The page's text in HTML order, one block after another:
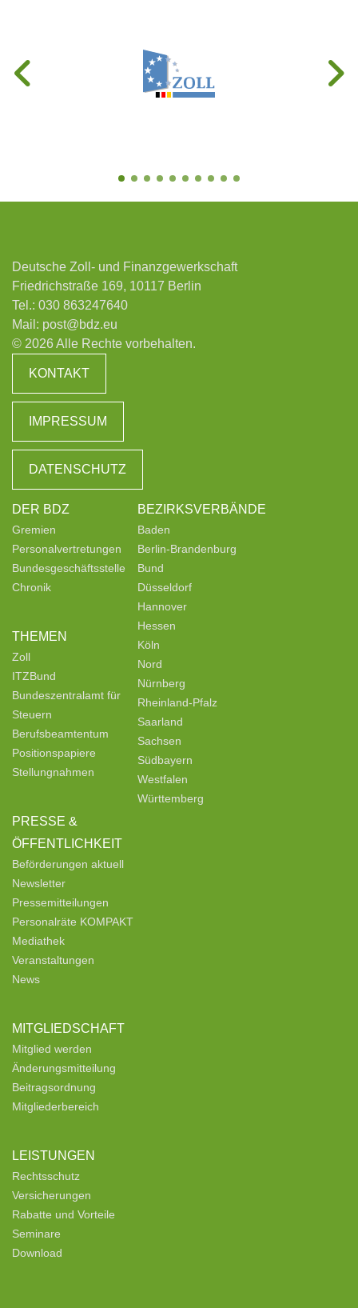
Deutsche Zoll- und Finanzgewerkschaft
Friedrichstraße 169, 10117 Berlin
Tel.: 030 863247640
Mail: post@bdz.eu
© 2026 Alle Rechte vorbehalten.
KONTAKT
IMPRESSUM
DATENSCHUTZ
DER BDZ
Gremien
Personalvertretungen
Bundesgeschäftsstelle
Chronik
THEMEN
Zoll
ITZBund
Bundeszentralamt für
Steuern
Berufsbeamtentum
Positionspapiere
Stellungnahmen
PRESSE &
ÖFFENTLICHKEIT
Beförderungen aktuell
Newsletter
Pressemitteilungen
Personalräte KOMPAKT
Mediathek
Veranstaltungen
News
MITGLIEDSCHAFT
Mitglied werden
Änderungsmitteilung
Beitragsordnung
Mitgliederbereich
LEISTUNGEN
Rechtsschutz
Versicherungen
Rabatte und Vorteile
Seminare
Download
BEZIRKSVERBÄNDE
Baden
Berlin-Brandenburg
Bund
Düsseldorf
Hannover
Hessen
Köln
Nord
Nürnberg
Rheinland-Pfalz
Saarland
Sachsen
Südbayern
Westfalen
Württemberg